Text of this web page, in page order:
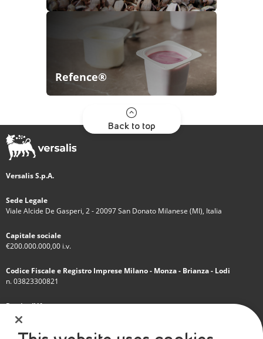
Refence®
Back to top
Versalis S.p.A.
Sede Legale
Viale Alcide De Gasperi, 2 - 20097 San Donato Milanese (MI), Italia
Capitale sociale
€200.000.000,00 i.v.
Codice Fiscale e Registro Imprese Milano - Monza - Brianza - Lodi
n. 03823300821
Partita IVA
IT 01768800748 - R.E.A. Milano n.1351279